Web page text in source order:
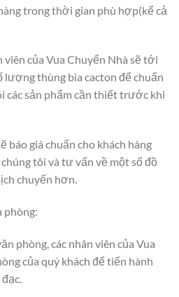
trong thời gian phù hợp(kể cả
của Vua Chuyển Nhà sẽ tới
lượng thùng bìa cacton để chuẩn
các sản phẩm cần thiết trước khi
báo giá chuẩn cho khách hàng
tôi và tư vấn về một số đồ
chuyển hơn.
phòng:
phòng, các nhân viên của Vua
của quý khách để tiến hành